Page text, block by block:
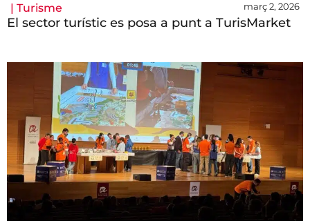
| Turisme març 2, 2026
El sector turístic es posa a punt a TurisMarket